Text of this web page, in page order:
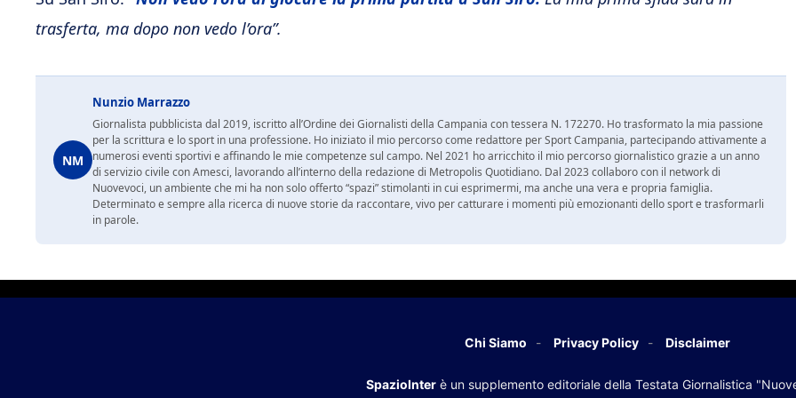
trasferta, ma dopo non vedo l’ora”.
NM
Nunzio Marrazzo
Giornalista pubblicista dal 2019, iscritto all’Ordine dei Giornalisti della Campania con tessera N. 172270. Ho trasformato la mia passione
per la scrittura e lo sport in una professione. Ho iniziato il mio percorso come redattore per Sport Campania, partecipando attivamente a
numerosi eventi sportivi e affinando le mie competenze sul campo. Nel 2021 ho arricchito il mio percorso giornalistico grazie a un anno
di servizio civile con Amesci, lavorando all’interno della redazione di Metropolis Quotidiano. Dal 2023 collaboro con il network di
Nuovevoci, un ambiente che mi ha non solo offerto “spazi” stimolanti in cui esprimermi, ma anche una vera e propria famiglia.
Determinato e sempre alla ricerca di nuove storie da raccontare, vivo per catturare i momenti più emozionanti dello sport e trasformarli
in parole.
Chi Siamo Privacy Policy Disclaimer
SpazioInterè un supplemento editoriale della Testata Giornalistica